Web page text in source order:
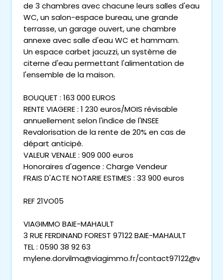
de 3 chambres avec chacune leurs salles d'eau
WC, un salon-espace bureau, une grande
terrasse, un garage ouvert, une chambre
annexe avec salle d'eau WC et hammam.
Un espace carbet jacuzzi, un système de
citerne d'eau permettant l'alimentation de
l'ensemble de la maison.
BOUQUET : 163 000 EUROS
RENTE VIAGERE : 1 230 euros/MOIS révisable
annuellement selon l'indice de l'INSEE
Revalorisation de la rente de 20% en cas de
départ anticipé.
VALEUR VENALE : 909 000 euros
Honoraires d'agence : Charge Vendeur
FRAIS D'ACTE NOTARIE ESTIMES : 33 900 euros
REF 21VO05
VIAGIMMO BAIE-MAHAULT
3 RUE FERDINAND FOREST 97122 BAIE-MAHAULT
TEL : 0590 38 92 63
mylene.dorvilma@viagimmo.fr/